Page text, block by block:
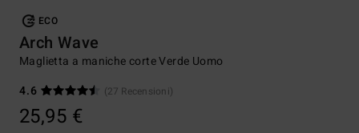
ECO
Arch Wave
Maglietta a maniche corte Verde Uomo
4.6
(27 Recensioni)
25,95 €